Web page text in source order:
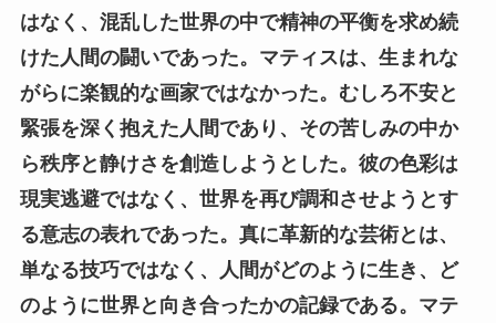
はなく、混乱した世界の中で精神の平衡を求め続
けた人間の闘いであった。マティスは、生まれな
がらに楽観的な画家ではなかった。むしろ不安と
緊張を深く抱えた人間であり、その苦しみの中か
ら秩序と静けさを創造しようとした。彼の色彩は
現実逃避ではなく、世界を再び調和させようとす
る意志の表れであった。真に革新的な芸術とは、
単なる技巧ではなく、人間がどのように生き、ど
のように世界と向き合ったかの記録である。マテ